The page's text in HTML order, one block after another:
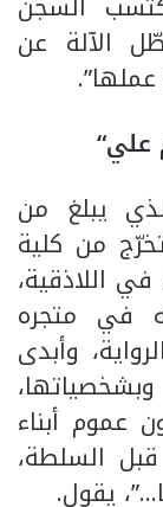
الآلة عن
علي“
يبلغ من
تخرّج من كلية
اللاذقية،
في متجره
وأبدى
عموم أبناء
السلطة،
يقول.